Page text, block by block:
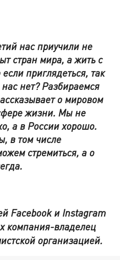
нас приучили не
стран мира, а жить с
приглядеться, так
нет? Разбираемся
о мировом
жизни. Мы не
а в России хорошо.
в том числе
стремиться, а о
Facebook и Instagram
компания-владелец
организацией.